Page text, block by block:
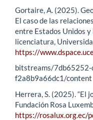
Gortaire, A. (2025).
El caso de las
entre Estados Unidos
licenciatura,
https://
bitstreams/
f2a8b9a66dc1/content
Herrera, S. (2025). “El
Fundación Rosa
https://rosalux.org.ec/